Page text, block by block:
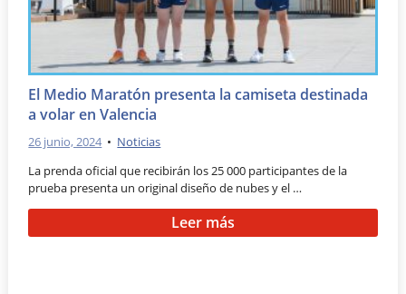
El Medio Maratón presenta la camiseta destinada
a volar en Valencia
26 junio, 2024 • Noticias
La prenda oficial que recibirán los 25 000 participantes de la
prueba presenta un original diseño de nubes y el …
Leer más